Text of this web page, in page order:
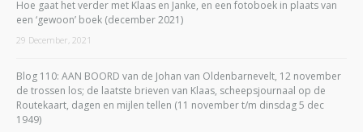
Hoe gaat het verder met Klaas en Janke, en een fotoboek in plaats van
een ‘gewoon’ boek (december 2021)
29 December, 2021
Blog 110: AAN BOORD van de Johan van Oldenbarnevelt, 12 november
de trossen los; de laatste brieven van Klaas, scheepsjournaal op de
Routekaart, dagen en mijlen tellen (11 november t/m dinsdag 5 dec
1949)